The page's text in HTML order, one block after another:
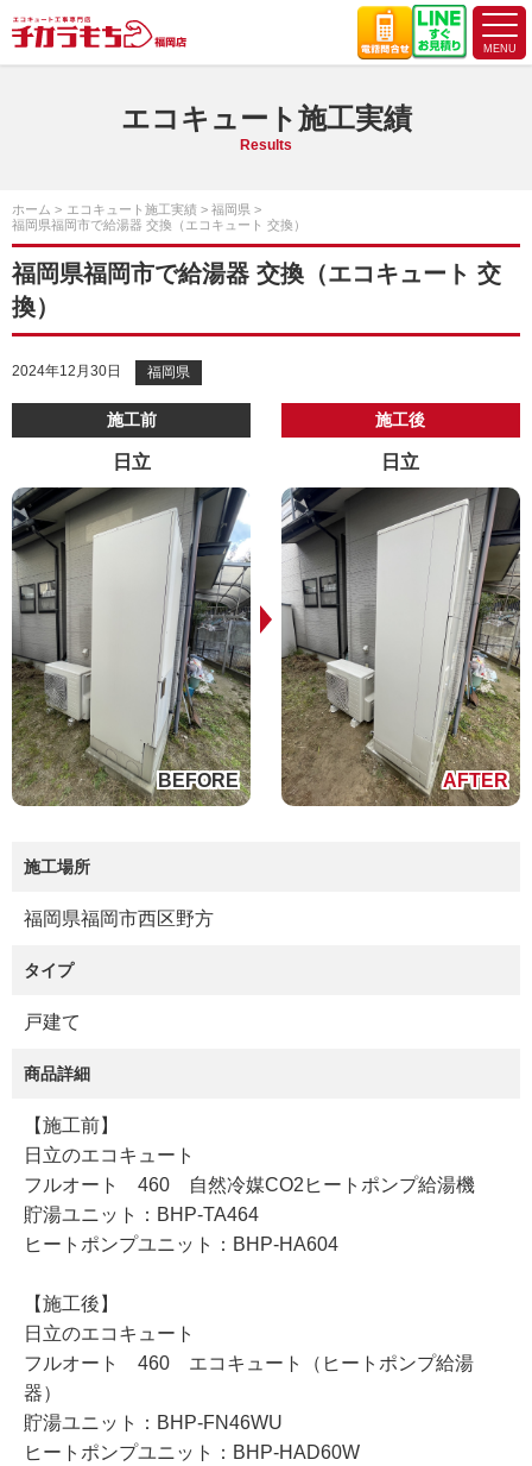
エコキュート施工実績
Results
ホーム エコキュート施工実績
福岡県
福岡県福岡市で給湯器 交換（エコキュート 交換）
福岡県福岡市で給湯器 交換（エコキュート 交
換）
2024年12月30日 福岡県
施工前
日立
施工後
日立
施工場所
福岡県福岡市西区野方
タイプ
戸建て
商品詳細
【施工前】
日立のエコキュート
フルオート 460 自然冷媒CO2ヒートポンプ給湯機
貯湯ユニット：BHP-TA464
ヒートポンプユニット：BHP-HA604
【施工後】
日立のエコキュート
フルオート 460 エコキュート（ヒートポンプ給湯
器）
貯湯ユニット：BHP-FN46WU
ヒートポンプユニット：BHP-HAD60W